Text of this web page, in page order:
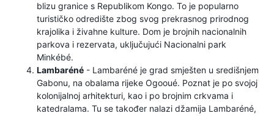
blizu granice s Republikom Kongo. To je popularno
turističko odredište zbog svog prekrasnog prirodnog
krajolika i živahne kulture. Dom je brojnih nacionalnih
parkova i rezervata, uključujući Nacionalni park
Minkébé.
Lambaréné - Lambaréné je grad smješten u središnjem
Gabonu, na obalama rijeke Ogooué. Poznat je po svojoj
kolonijalnoj arhitekturi, kao i po brojnim crkvama i
katedralama. Tu se također nalazi džamija Lambaréné,